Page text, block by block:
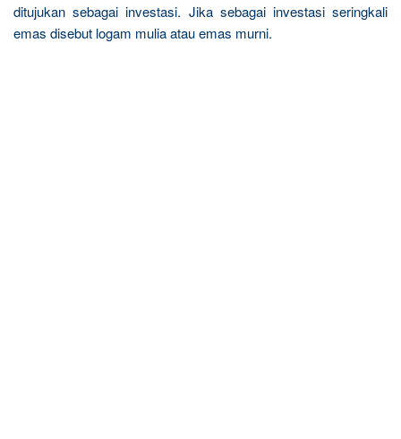
ditujukan sebagai investasi. Jika sebagai investasi seringkali
emas disebut logam mulia atau emas murni.